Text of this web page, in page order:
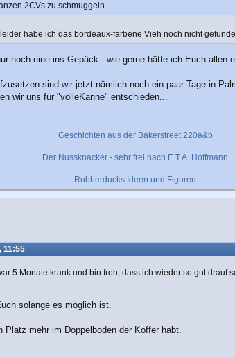
2CVs zu schmuggeln.
habe ich das bordeaux-farbene Vieh noch nicht
noch eine ins Gepäck - wie gerne hätte ich Euch allen
sind wir jetzt nämlich noch ein paar Tage in
wir uns für "volleKanne" entschieden...
Geschichten aus der Bakerstreet 220a&b
Der Nussknacker - sehr frei nach E.T.A. Hoffmann
Rubberducks Ideen und Figuren
11:55
5 Monate krank und bin froh, dass ich wieder so gut
solange es möglich ist.
mehr im Doppelboden der Koffer habt.